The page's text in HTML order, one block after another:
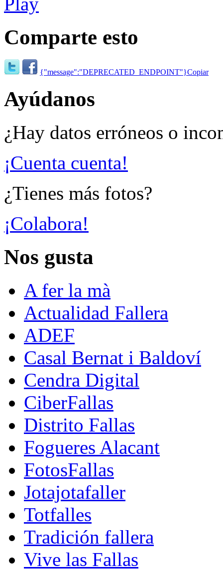
Comparte esto
{"message":"DEPRECATED_ENDPOINT"}Copiar
Ayúdanos
¿Hay datos erróneos o
¡Cuenta cuenta!
¿Tienes más fotos?
¡Colabora!
Nos gusta
A fer la mà
Actualidad Fallera
ADEF
Casal Bernat i Baldoví
Cendra Digital
CiberFallas
Distrito Fallas
Fogueres Alacant
FotosFallas
Jotajotafaller
Totfalles
Tradición fallera
Vive las Fallas